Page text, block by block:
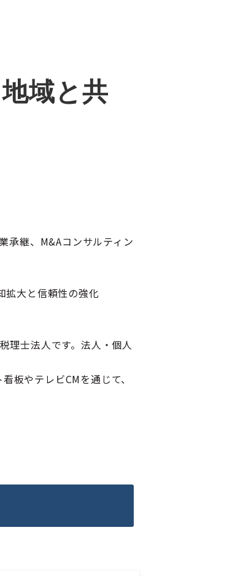
域と共
承継、M&Aコンサルティン
拡大と信頼性の強化
理士法人です。法人・個人
板やテレビCMを通じて、